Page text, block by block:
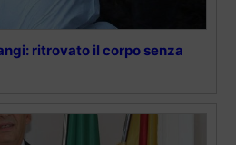
ritrovato il corpo senza